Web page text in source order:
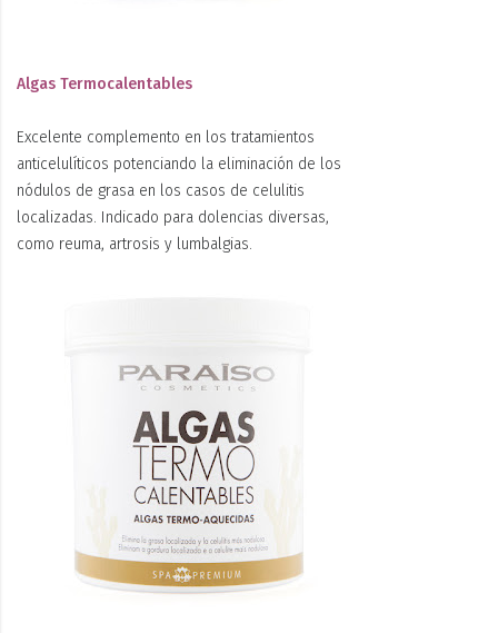
Algas Termocalentables
Excelente complemento en los tratamientos
anticelulíticos potenciando la eliminación de los
nódulos de grasa en los casos de celulitis
localizadas. Indicado para dolencias diversas,
como reuma, artrosis y lumbalgias.